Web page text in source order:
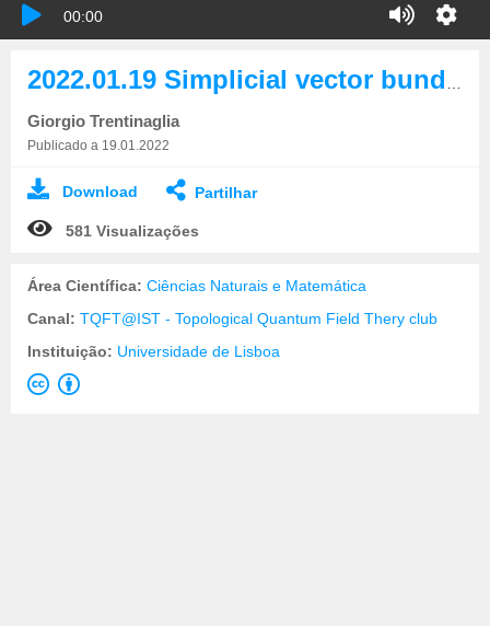
00:00
Giorgio Trentinaglia
Publicado a 19.01.2022
Download Partilhar
581 Visualizações
Área Científica: Ciências Naturais e Matemática
Canal: TQFT@IST - Topological Quantum Field Thery club
Instituição: Universidade de Lisboa